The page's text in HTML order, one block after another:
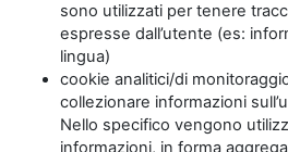
sono utilizzati per tenere
espresse dall’utente (es:
lingua)
cookie analitici/di
collezionare informazioni
Nello specifico vengono
informazioni, in forma